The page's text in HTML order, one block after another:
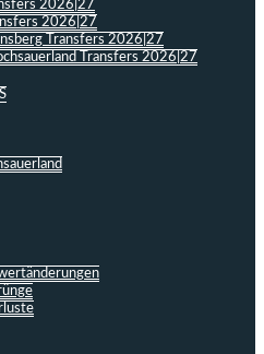
2026|27
2026|27
Transfers 2026|27
Transfers 2026|27